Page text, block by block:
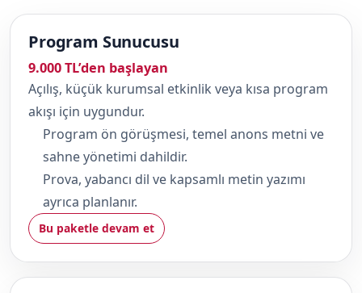
Program Sunucusu
9.000 TL’den başlayan
Açılış, küçük kurumsal etkinlik veya kısa program
akışı için uygundur.
Program ön görüşmesi, temel anons metni ve
sahne yönetimi dahildir.
Prova, yabancı dil ve kapsamlı metin yazımı
ayrıca planlanır.
Bu paketle devam et